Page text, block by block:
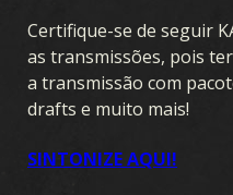
Certifique-se de seguir
as transmissões, pois
a transmissão com
drafts e muito mais!
SINTONIZE AQUI!